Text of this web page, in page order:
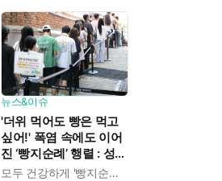
뉴스&이슈
'더위 먹어도 빵은 먹고
싶어!' 폭염 속에도 이어
진 ‘빵지순례’ 행렬 : 성심
당이 대기 손님 위해 준모두 건강하게 '빵지순례' 마치시길.